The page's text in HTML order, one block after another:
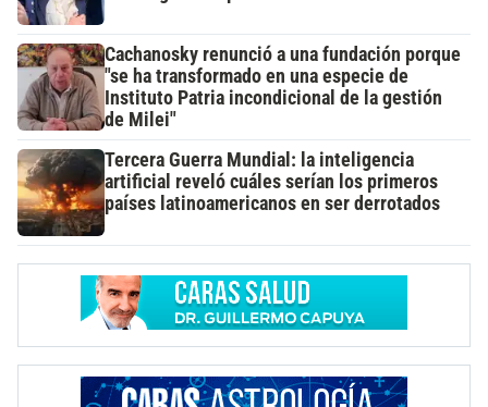
Cachanosky renunció a una fundación porque
"se ha transformado en una especie de
Instituto Patria incondicional de la gestión
de Milei"
Tercera Guerra Mundial: la inteligencia
artificial reveló cuáles serían los primeros
países latinoamericanos en ser derrotados